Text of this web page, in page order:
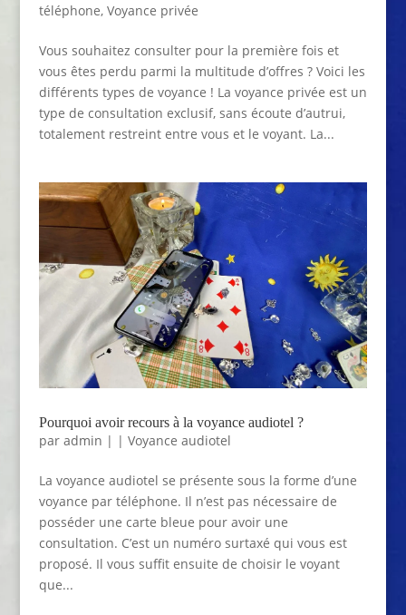
téléphone, Voyance privée
Vous souhaitez consulter pour la première fois et
vous êtes perdu parmi la multitude d’offres ? Voici les
différents types de voyance ! La voyance privée est un
type de consultation exclusif, sans écoute d’autrui,
totalement restreint entre vous et le voyant. La...
Pourquoi avoir recours à la voyance audiotel ?
par admin | | Voyance audiotel
La voyance audiotel se présente sous la forme d’une
voyance par téléphone. Il n’est pas nécessaire de
posséder une carte bleue pour avoir une
consultation. C’est un numéro surtaxé qui vous est
proposé. Il vous suffit ensuite de choisir le voyant
que...